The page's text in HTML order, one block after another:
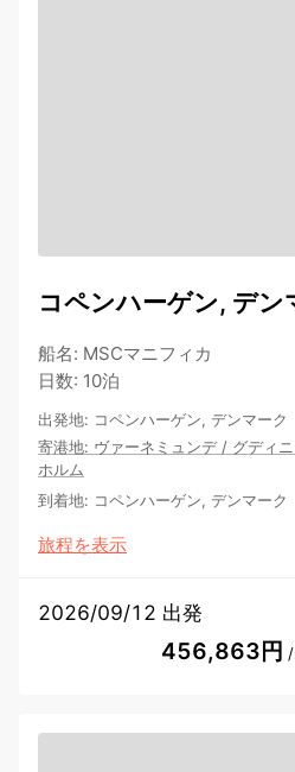
コペンハーゲン, デン
船名: MSCマニフィカ
日数: 10泊
出発地: コペンハーゲン, デンマーク
寄港地: ヴァーネミュンデ/ グディ
ホルム
到着地: コペンハーゲン, デンマーク
旅程を表示
2026/09/12 出発
456,863円 /